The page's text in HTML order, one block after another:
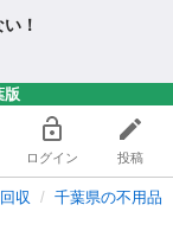
！
版
ログイン 投稿
収 千葉県の不用品